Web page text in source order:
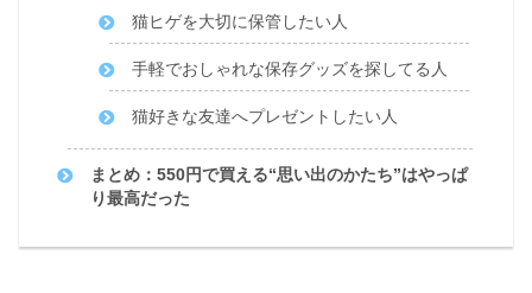
猫ヒゲを大切に保管したい人
手軽でおしゃれな保存グッズを探してる人
猫好きな友達へプレゼントしたい人
まとめ：550円で買える“思い出のかたち”はやっぱ
り最高だった